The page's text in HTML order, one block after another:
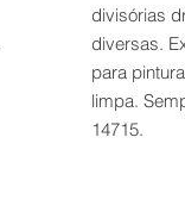
divisórias
diversas.
para
limpa.
14715.